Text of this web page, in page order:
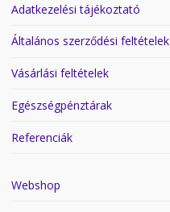
Adatkezelési tájékoztató
Általános szerződési feltételek
Vásárlási feltételek
Egészségpénztárak
Referenciák
Webshop